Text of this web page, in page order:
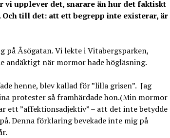
upplever det, snarare än hur det faktiskt
till det: att ett begrepp inte existerar, är
på Åsögatan. Vi lekte i Vitabergsparken,
när mormor hade högläsning.
henne, blev kallad för ”lilla grisen”. Jag
protester så framhärdade hon.(Min mormor
ett ”affektionsadjektiv” – att det inte betydde
Denna förklaring bevekade inte mig på